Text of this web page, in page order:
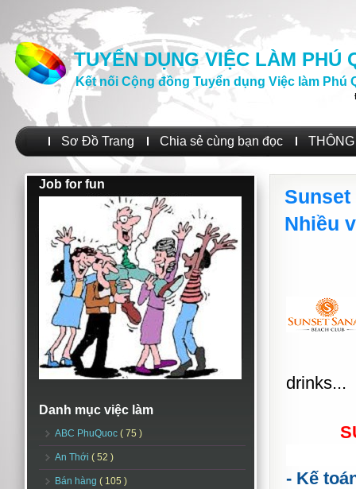
TUYỂN DỤNG VIỆC LÀM PHÚ
Kết nối Cộng đồng Tuyển dụng Việc làm Phú
Sơ Đồ Trang Chia sẻ cùng bạn đọc
Job for fun
Danh mục việc làm
ABC PhuQuoc ( 75 )
An Thới ( 52 )
Bán hàng ( 105 )
Sunset
Nhiều
drinks...
- Kế